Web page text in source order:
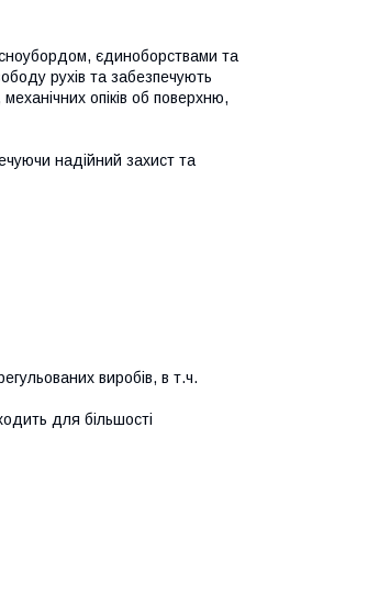
єдиноборствами та
рухів та забезпечують
опіків об поверхню,
надійний захист та
виробів, в т.ч.
для більшості